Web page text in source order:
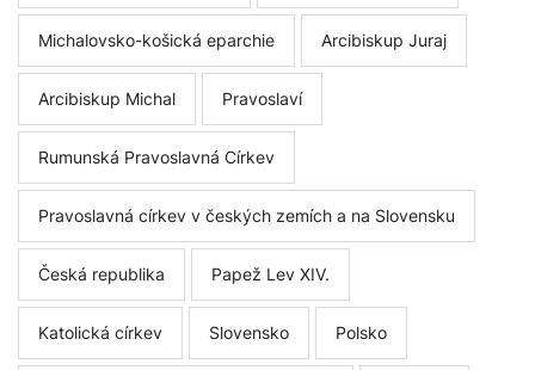
Michalovsko-košická eparchie Arcibiskup Juraj
Arcibiskup Michal Pravoslaví
Rumunská Pravoslavná Církev
Pravoslavná církev v českých zemích a na Slovensku
Česká republika Papež Lev XIV.
Katolická církev Slovensko Polsko